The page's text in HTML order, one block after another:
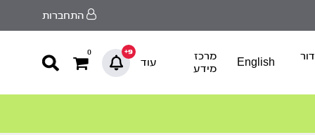
התחברות
English
מרכז
מידע
עוד
9+
0